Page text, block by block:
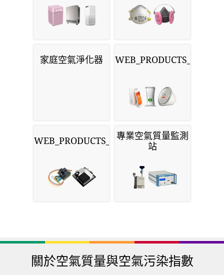
家庭空氣淨化器
WEB_PRODUCTS_SENSORS專業空氣質量監測
站
關於空氣質量與空氣污染指數